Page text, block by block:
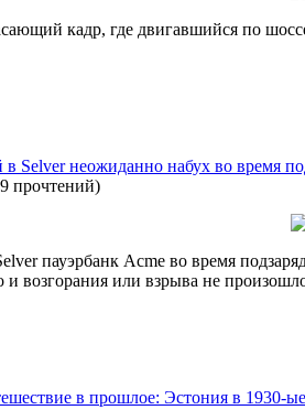
кадр, где двигавшийся по
неожиданно набух во время
прочтений)
пауэрбанк Acme во время
возгорания или взрыва не
в прошлое: Эстония в 1930-